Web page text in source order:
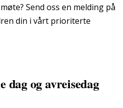
Send oss en melding på
din i vårt prioriterte
dag og avreisedag